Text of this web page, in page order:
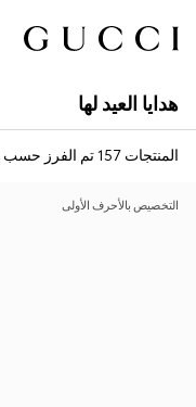
هدايا العيد لها
المنتجات 157 تم الفرز حسب
التخصيص بالأحرف الأولى